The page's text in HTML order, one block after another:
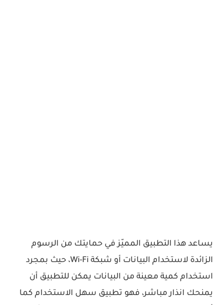
يساعد هذا التطبيق المميّز في حمايتك من الرسوم
الزائدة لاستخدام البيانات أو شبكة Wi-Fi، حيث بمجرد
استخدام كمية معينة من البيانات يمكن للتطبيق أن
يمنحك انذار مباشر، فهو تطبيق سهل الاستخدام كما